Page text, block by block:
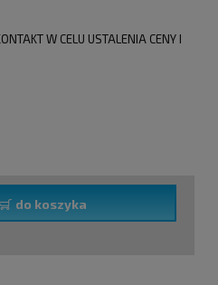
W CELU USTALENIA CENY I
do koszyka